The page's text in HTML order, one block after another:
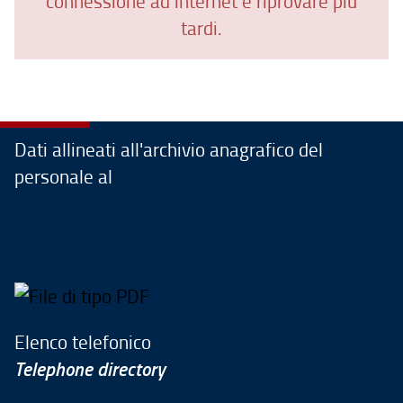
tardi.
Dati allineati all'archivio anagrafico del
personale al
Elenco telefonico
Telephone directory